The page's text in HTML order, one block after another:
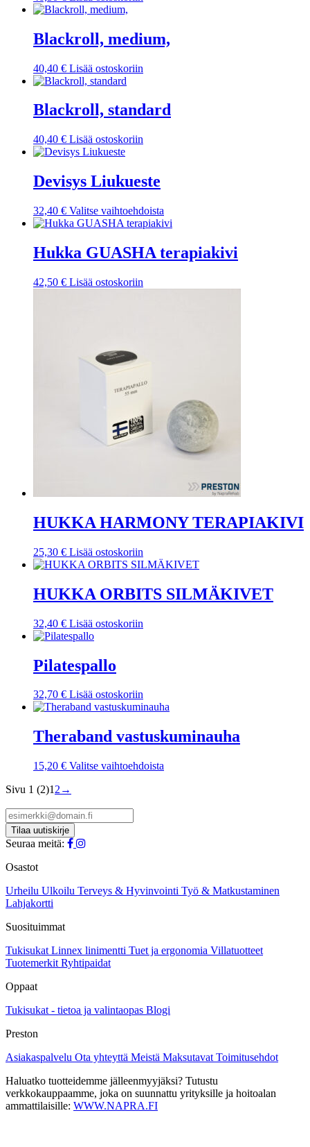
Blackroll, medium,
40,40 € Lisää ostoskoriin
Blackroll, standard
40,40 € Lisää ostoskoriin
Devisys Liukueste
32,40 € Valitse vaihtoehdoista
tuotteella
useampi
muunnelma.
Hukka GUASHA terapiakivi
42,50 € Lisää ostoskoriin
HUKKA HARMONY TERAPIAKIVI
25,30 € Lisää ostoskoriin
HUKKA ORBITS SILMÄKIVET
32,40 € Lisää ostoskoriin
Pilatespallo
32,70 € Lisää ostoskoriin
Theraband vastuskuminauha
15,20 € Valitse vaihtoehdoista
Sivu 1 (2)1 2 →
Seuraa meitä:
Osastot
Urheilu Ulkoilu Terveys & Hyvinvointi Työ & Matkustaminen
Lahjakortti
Suosituimmat
Tukisukat Linnex linimentti Tuet ja ergonomia Villatuotteet
Tuotemerkit Ryhtipaidat
Oppaat
Tukisukat - tietoa ja valintaopas Blogi
Preston
Asiakaspalvelu Ota yhteyttä Meistä Maksutavat Toimitusehdot
Haluatko tuotteidemme jälleenmyyjäksi? Tutustu
verkkokauppaamme, joka on suunnattu yrityksille ja hoitoalan
ammattilaisille: WWW.NAPRA.FI